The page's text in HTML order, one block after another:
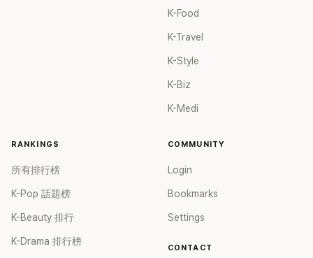
K-Food
K-Travel
K-Style
K-Biz
K-Medi
RANKINGS
所有排行榜
K-Pop 話題榜
K-Beauty 排行
K-Drama 排行榜
COMMUNITY
Login
Bookmarks
Settings
CONTACT